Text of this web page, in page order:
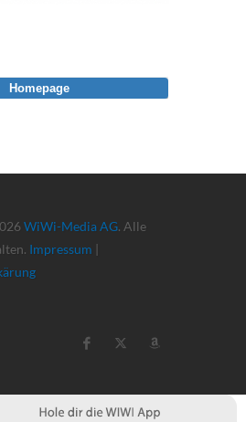
WiWi-Media AG. Alle
Impressum |
Homepage